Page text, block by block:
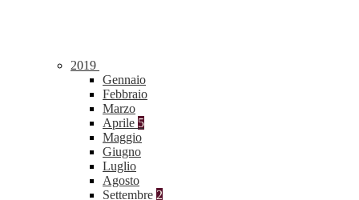
2019
Gennaio
Febbraio
Marzo
Aprile 5
Maggio
Giugno
Luglio
Agosto
Settembre 2